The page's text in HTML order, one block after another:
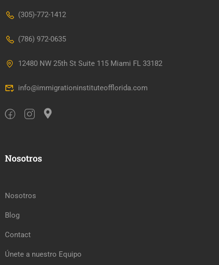
(305)-772-1412
(786) 972-0635
12480 NW 25th St Suite 115 Miami FL 33182
info@immigrationinstituteofflorida.com
Nosotros
Nosotros
Blog
Contact
Únete a nuestro Equipo